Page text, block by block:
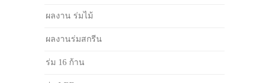
ผลงาน ร่มไม้
ผลงานร่มสกรีน
ร่ม 16 ก้าน